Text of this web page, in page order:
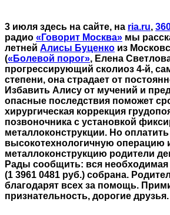
3 июля здесь на сайте, на ria.ru,
радио «Говорит Москва» мы
летней Алисы Буценко из
(«Болевой порог», Елена
прогрессирующий сколиоз 4-й,
степени, она страдает от
Избавить Алису от мучений и
опасные последствия поможет
хирургическая коррекция
позвоночника с установкой
металлоконструкции. Но оплатить
высокотехнологичную операцию
металлоконструкцию родители
Рады сообщить: вся
(1 3961 0481 руб.) собрана.
благодарят всех за помощь.
признательность, дорогие друзья.